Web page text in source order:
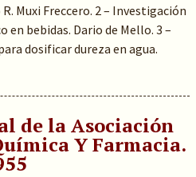
Muxi Freccero. 2 – Investigación
en bebidas. Dario de Mello. 3 –
dosificar dureza en agua.
de la Asociación
Y Farmacia.